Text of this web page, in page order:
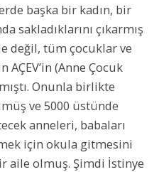
başka bir kadın, bir
sakladıklarını çıkarmış
değil, tüm çocuklar ve
(Anne Çocuk
Onunla birlikte
ve 5000 üstünde
anneleri, babaları
için okula gitmesini
aile olmuş. Şimdi İstinye